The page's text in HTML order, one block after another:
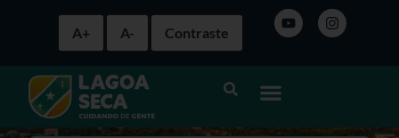
A+ A- Contraste